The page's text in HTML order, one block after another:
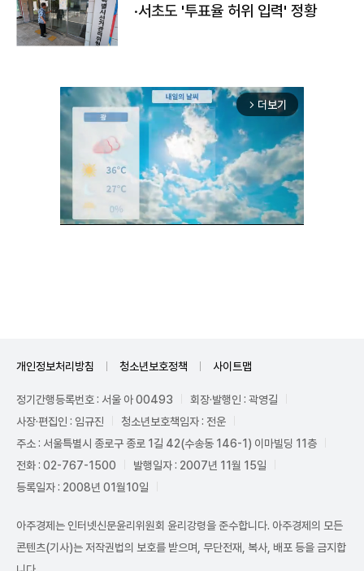
·서초도 '투표율 허위 입력' 정황
arrow_forward_ios 더보기
개인정보처리방침 청소년보호정책 사이트맵
정기간행등록번호 : 서울 아 00493
회장·발행인 : 곽영길
사장·편집인 : 임규진
청소년보호책임자 : 전운
주소 : 서울특별시 종로구 종로 1길 42(수송동 146-1) 이마빌딩 11층
전화 : 02-767-1500
발행일자 : 2007년 11월 15일
등록일자 : 2008년 01월10일
아주경제는 인터넷신문윤리위원회 윤리강령을 준수합니다. 아주경제의 모든
콘텐츠(기사)는 저작권법의 보호를 받으며, 무단전재, 복사, 배포 등을 금지합